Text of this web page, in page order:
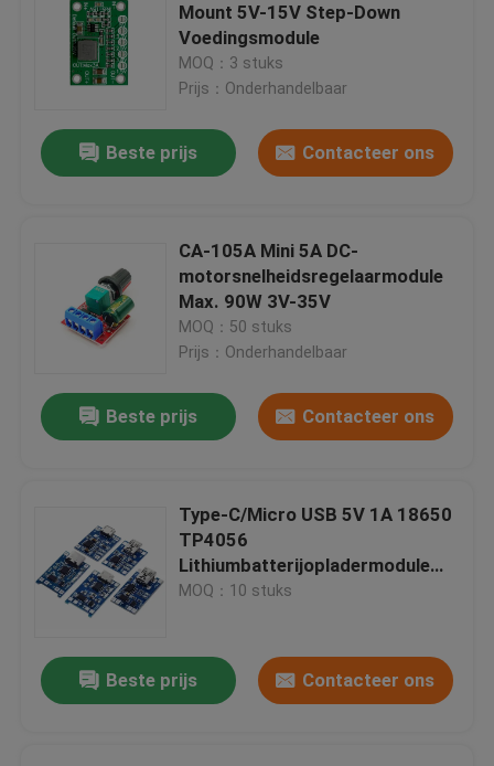
Thuis
Mount 5V-15V Step-Down
Voedingsmodule
MOQ：3 stuks
Prijs：Onderhandelbaar
Beste prijs Contacteer ons
CA-105A Mini 5A DC-
motorsnelheidsregelaarmodule
Max. 90W 3V-35V
MOQ：50 stuks
Prijs：Onderhandelbaar
Beste prijs Contacteer ons
Type-C/Micro USB 5V 1A 18650
TP4056
Lithiumbatterijopladermodule
met bescherming en dubbele
MOQ：10 stuks
Beste prijs Contacteer ons